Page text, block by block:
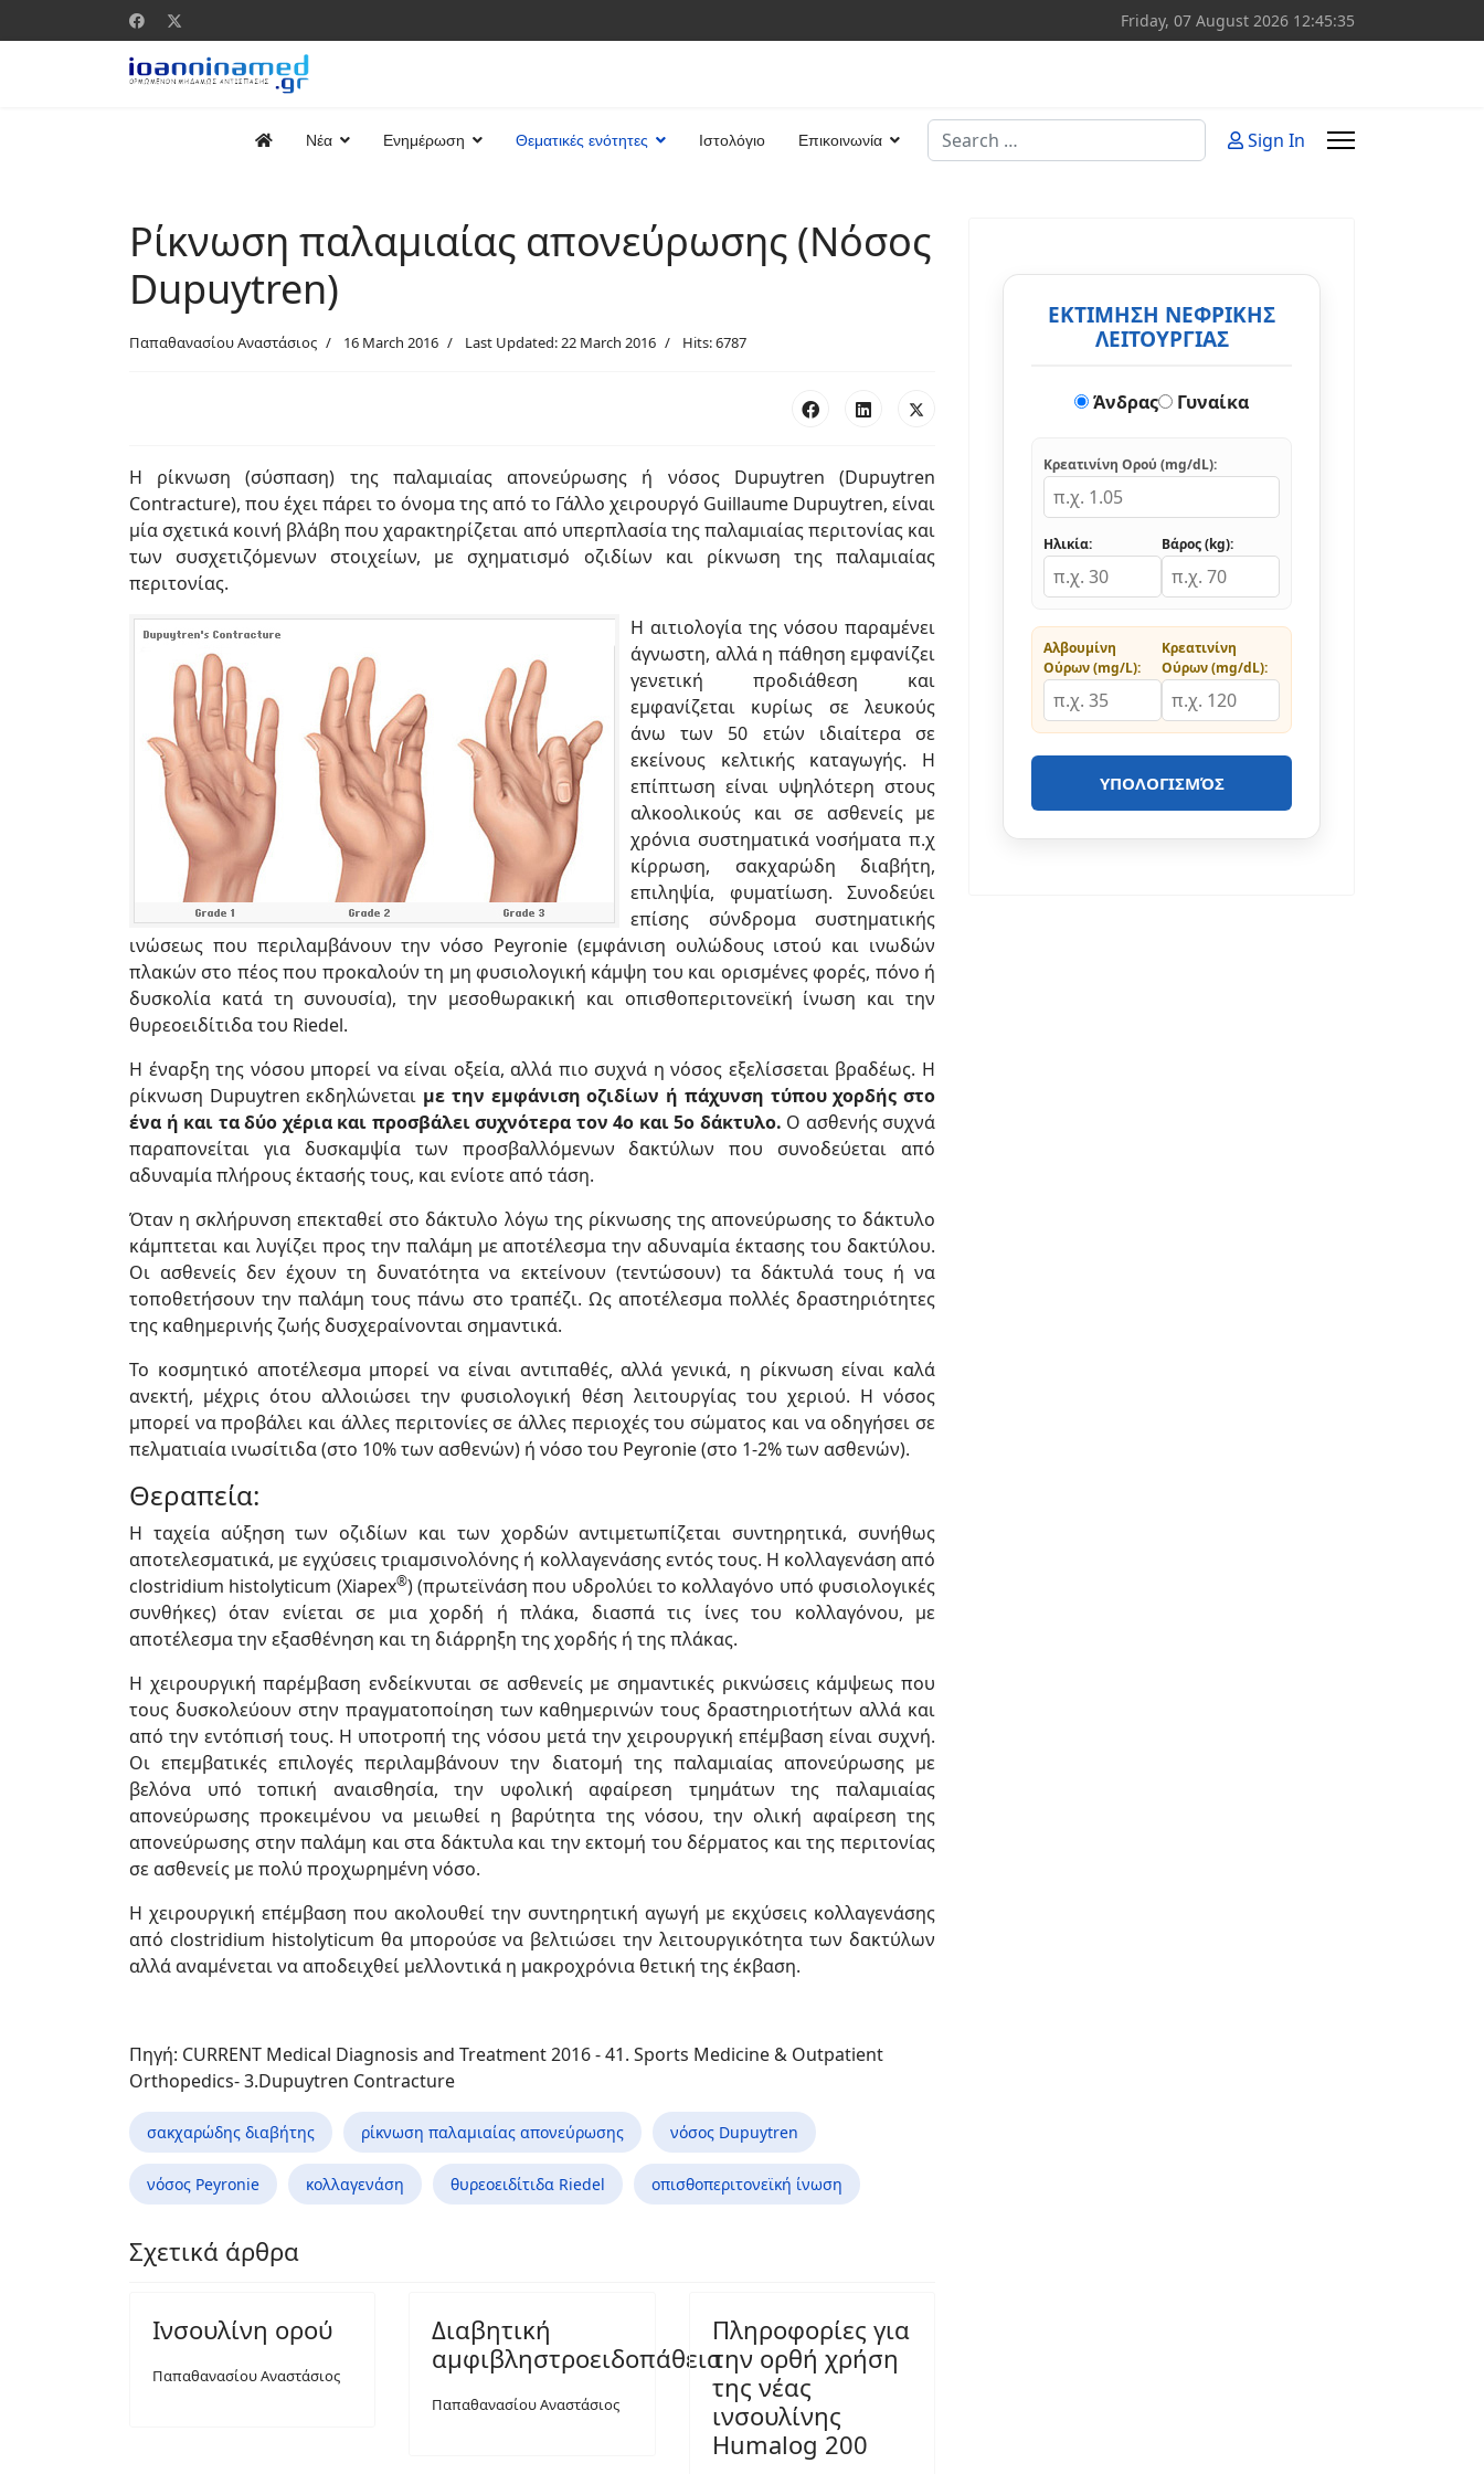
Friday, 07 August 2026 12:45:35
Νέα Ενημέρωση Θεματικές ενότητες Ιστολόγιο Επικοινωνία
Search
Sign In
Ρίκνωση παλαμιαίας απονεύρωσης (Νόσος
Dupuytren)
Παπαθανασίου Αναστάσιος 16 March 2016 Last Updated: 22 March 2016 Hits: 6787
Η ρίκνωση (σύσπαση) της παλαμιαίας απονεύρωσης ή νόσος Dupuytren (Dupuytren
Contracture), που έχει πάρει το όνομα της από το Γάλλο χειρουργό Guillaume Dupuytren, είναι
μία σχετικά κοινή βλάβη που χαρακτηρίζεται από υπερπλασία της παλαμιαίας περιτονίας και
των συσχετιζόμενων στοιχείων, με σχηματισμό οζιδίων και ρίκνωση της παλαμιαίας
περιτονίας.
Η αιτιολογία της νόσου παραμένει
άγνωστη, αλλά η πάθηση εμφανίζει
γενετική προδιάθεση και
εμφανίζεται κυρίως σε λευκούς
άνω των 50 ετών ιδιαίτερα σε
εκείνους κελτικής καταγωγής. Η
επίπτωση είναι υψηλότερη στους
αλκοολικούς και σε ασθενείς με
χρόνια συστηματικά νοσήματα π.χ
κίρρωση, σακχαρώδη διαβήτη,
επιληψία, φυματίωση. Συνοδεύει
επίσης σύνδρομα συστηματικής
ινώσεως που περιλαμβάνουν την νόσο Peyronie (εμφάνιση ουλώδους ιστού και ινωδών
πλακών στο πέος που προκαλούν τη μη φυσιολογική κάμψη του και ορισμένες φορές, πόνο ή
δυσκολία κατά τη συνουσία), την μεσοθωρακική και οπισθοπεριτονεϊκή ίνωση και την
θυρεοειδίτιδα του Riedel.
Η έναρξη της νόσου μπορεί να είναι οξεία, αλλά πιο συχνά η νόσος εξελίσσεται βραδέως. Η
ρίκνωση Dupuytren εκδηλώνεται με την εμφάνιση οζιδίων ή πάχυνση τύπου χορδής στο
ένα ή και τα δύο χέρια και προσβάλει συχνότερα τον 4ο και 5ο δάκτυλο. Ο ασθενής συχνά
παραπονείται για δυσκαμψία των προσβαλλόμενων δακτύλων που συνοδεύεται από
αδυναμία πλήρους έκτασής τους, και ενίοτε από τάση.
Όταν η σκλήρυνση επεκταθεί στο δάκτυλο λόγω της ρίκνωσης της απονεύρωσης το δάκτυλο
κάμπτεται και λυγίζει προς την παλάμη με αποτέλεσμα την αδυναμία έκτασης του δακτύλου.
Οι ασθενείς δεν έχουν τη δυνατότητα να εκτείνουν (τεντώσουν) τα δάκτυλά τους ή να
τοποθετήσουν την παλάμη τους πάνω στο τραπέζι. Ως αποτέλεσμα πολλές δραστηριότητες
της καθημερινής ζωής δυσχεραίνονται σημαντικά.
Το κοσμητικό αποτέλεσμα μπορεί να είναι αντιπαθές, αλλά γενικά, η ρίκνωση είναι καλά
ανεκτή, μέχρις ότου αλλοιώσει την φυσιολογική θέση λειτουργίας του χεριού. Η νόσος
μπορεί να προβάλει και άλλες περιτονίες σε άλλες περιοχές του σώματος και να οδηγήσει σε
πελματιαία ινωσίτιδα (στο 10% των ασθενών) ή νόσο του Peyronie (στο 1-2% των ασθενών).
Θεραπεία:
Η ταχεία αύξηση των οζιδίων και των χορδών αντιμετωπίζεται συντηρητικά, συνήθως
αποτελεσματικά, με εγχύσεις τριαμσινολόνης ή κολλαγενάσης εντός τους. Η κολλαγενάση από
clostridium histolyticum (Xiapex®) (πρωτεϊνάση που υδρολύει το κολλαγόνο υπό φυσιολογικές
συνθήκες) όταν ενίεται σε μια χορδή ή πλάκα, διασπά τις ίνες του κολλαγόνου, με
αποτέλεσμα την εξασθένηση και τη διάρρηξη της χορδής ή της πλάκας.
Η χειρουργική παρέμβαση ενδείκνυται σε ασθενείς με σημαντικές ρικνώσεις κάμψεως που
τους δυσκολεύουν στην πραγματοποίηση των καθημερινών τους δραστηριοτήτων αλλά και
από την εντόπισή τους. Η υποτροπή της νόσου μετά την χειρουργική επέμβαση είναι συχνή.
Οι επεμβατικές επιλογές περιλαμβάνουν την διατομή της παλαμιαίας απονεύρωσης με
βελόνα υπό τοπική αναισθησία, την υφολική αφαίρεση τμημάτων της παλαμιαίας
απονεύρωσης προκειμένου να μειωθεί η βαρύτητα της νόσου, την ολική αφαίρεση της
απονεύρωσης στην παλάμη και στα δάκτυλα και την εκτομή του δέρματος και της περιτονίας
σε ασθενείς με πολύ προχωρημένη νόσο.
Η χειρουργική επέμβαση που ακολουθεί την συντηρητική αγωγή με εκχύσεις κολλαγενάσης
από clostridium histolyticum θα μπορούσε να βελτιώσει την λειτουργικότητα των δακτύλων
αλλά αναμένεται να αποδειχθεί μελλοντικά η μακροχρόνια θετική της έκβαση.
Πηγή: CURRENT Medical Diagnosis and Treatment 2016 - 41. Sports Medicine & Outpatient
Orthopedics- 3.Dupuytren Contracture
σακχαρώδης διαβήτης ρίκνωση παλαμιαίας απονεύρωσης νόσος Dupuytren
νόσος Peyronie κολλαγενάση θυρεοειδίτιδα Riedel οπισθοπεριτονεϊκή ίνωση
Σχετικά άρθρα
Ινσουλίνη ορού
Παπαθανασίου Αναστάσιος
Διαβητική
αμφιβληστροειδοπάθεια
Παπαθανασίου Αναστάσιος
Πληροφορίες για
την ορθή χρήση
της νέας
ινσουλίνης
Humalog 200
ΕΚΤΙΜΗΣΗ ΝΕΦΡΙΚΗΣ
ΛΕΙΤΟΥΡΓΙΑΣ
Άνδρας Γυναίκα
Κρεατινίνη Ορού (mg/dL):
Ηλικία: Βάρος (kg):
Αλβουμίνη
Ούρων (mg/L):
Κρεατινίνη
Ούρων (mg/dL):
ΥΠΟΛΟΓΙΣΜΌΣ